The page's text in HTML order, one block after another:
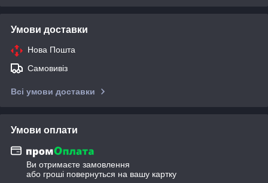
Умови доставки
Нова Пошта
Самовивіз
Всі умови доставки
Умови оплати
Ви отримаєте замовлення
або гроші повернуться на вашу картку